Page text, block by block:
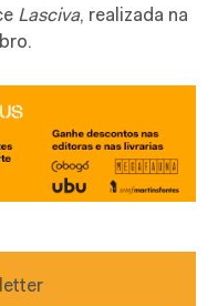
Lasciva, realizada na